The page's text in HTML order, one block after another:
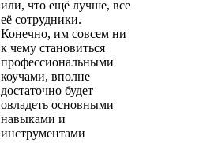
или, что ещё лучше, все
её сотрудники.
Конечно, им совсем ни
к чему становиться
профессиональными
коучами, вполне
достаточно будет
овладеть основными
навыками и
инструментами